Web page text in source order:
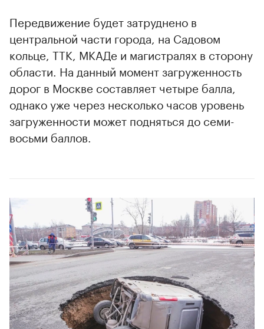
Передвижение будет затруднено в
центральной части города, на Садовом
кольце, ТТК, МКАДе и магистралях в сторону
области. На данный момент загруженность
дорог в Москве составляет четыре балла,
однако уже через несколько часов уровень
загруженности может подняться до семи-
восьми баллов.